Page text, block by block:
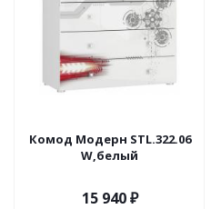
Комод Модерн STL.322.06
W,белый
15 940₽